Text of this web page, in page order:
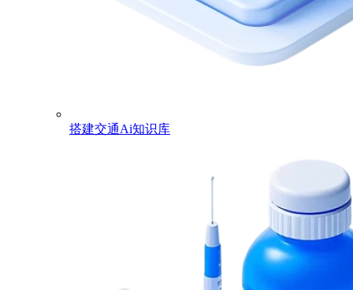
搭建交通Ai知识库